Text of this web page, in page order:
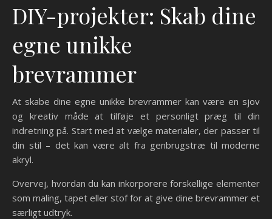
DIY-projekter: Skab dine
egne unikke
brevrammer
At skabe dine egne unikke brevrammer kan være en sjov
og kreativ måde at tilføje et personligt præg til din
indretning på. Start med at vælge materialer, der passer til
din stil – det kan være alt fra genbrugstræ til moderne
akryl.
Overvej, hvordan du kan inkorporere forskellige elementer
som maling, tapet eller stof for at give dine brevrammer et
særligt udtryk.